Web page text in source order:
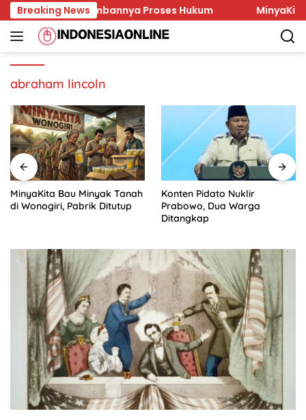
Skip
to
content
Breaking News
dan Lambannya Proses Hukum MinyaKita
abraham lincoln
MinyaKita Bau Minyak Tanah
di Wonogiri, Pabrik Ditutup
Konten Pidato Nuklir
Prabowo, Dua Warga
Ditangkap